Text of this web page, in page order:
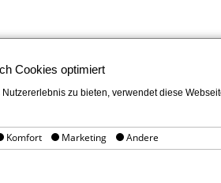
Cookies optimiert
zu bieten, verwendet diese
Komfort Marketing Andere